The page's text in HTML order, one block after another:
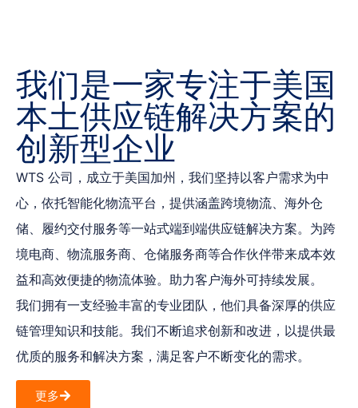
我们是一家专注于美国
本土供应链解决方案的
创新型企业
WTS 公司，成立于美国加州，我们坚持以客户需求为中
心，依托智能化物流平台，提供涵盖跨境物流、海外仓
储、履约交付服务等一站式端到端供应链解决方案。为跨
境电商、物流服务商、仓储服务商等合作伙伴带来成本效
益和高效便捷的物流体验。助力客户海外可持续发展。
我们拥有一支经验丰富的专业团队，他们具备深厚的供应
链管理知识和技能。我们不断追求创新和改进，以提供最
优质的服务和解决方案，满足客户不断变化的需求。
更多